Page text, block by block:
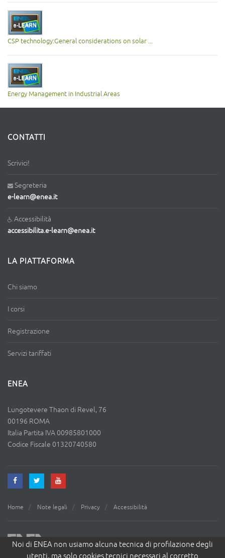
CSP technology:General considerations on solar ...
Energy Management in Industrial Areas
CONTATTI
Scrivici!
Segreteria
e-learn@enea.it
Accessibilità
accessibilita.e-learn@enea.it
LA PIATTAFORMA
Chi siamo
I corsi
Registrazione
Servizi tariffati
ENEA
Lungotevere Thaon di Revel, 76
00196 ROMA
Italia Partita IVA 00985801000
Codice Fiscale 01320740580
Home Note legali Privacy Accessibilità
Noi di ENEA non usiamo alcuna tecnica di profilazione degli